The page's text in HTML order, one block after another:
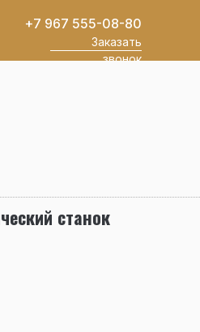
+7 967 555-08-80
Заказать
звонок
станок